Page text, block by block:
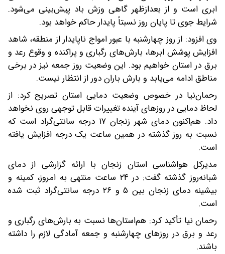
ابری است و از بعدازظهر گاهی وزش باد پیش‌بینی می‌شود.
شرایط جوی تا پایان روز نسبتاً پایدار حاکم خواهد بود.
وی افزود: از روز چهارشنبه با عبور امواج ناپایدار از منطقه، شاهد
افزایش پوشش ابرها، بارش‌های رگباری و پراکنده و وقوع رعد و
برق در استان خواهیم بود. این وضعیت روز جمعه نیز در برخی
مناطق ادامه می‌یابد و بارش باران دور از انتظار نیست.
رحمان‌نیا در خصوص وضعیت دمایی استان تصریح کرد: از
لحاظ دمایی در روزهای آینده تغییرات قابل توجهی روی نخواهد
داد. هم‌اکنون دمای شهر زنجان ۱۷ درجه سانتی‌گراد است که
نسبت به روز گذشته در همین ساعت یک درجه افزایش یافته
است.
مدیرکل هواشناسی استان زنجان با ارائه گزارشی از دمای
شبانه‌روز گذشته گفت: در ۲۴ ساعت منتهی به امروز، کمینه و
بیشینه دمای زنجان بین ۵ و ۲۶ درجه سانتی‌گراد ثبت شده
است.
رحمان نیا تأکید کرد: هم‌استان‌ها نسبت به بارش‌های رگباری و
رعد و برق در روزهای چهارشنبه و جمعه آمادگی لازم را داشته
باشند.